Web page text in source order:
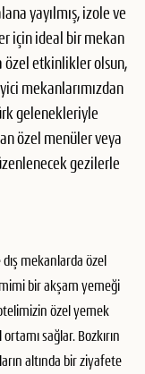
yayılmış, izole ve
için ideal bir mekan
özel etkinlikler olsun,
mekanlarımızdan
gelenekleriyle
özel menüler veya
gezilerle
mekanlarda özel
bir akşam yemeği
özel yemek
sağlar. Bozkırın
altında bir ziyafete